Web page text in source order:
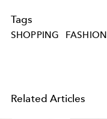
Tags
SHOPPING FASHION
Related Articles